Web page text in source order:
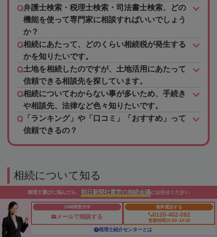
弁護士検索・税理士検索・司法書士検索、どの
機能を使って専門家に相談すればいいでしょう
か？
相続にあたって、どのくらい相続税が発生する
かを知りたいです。
土地を相続したのですが、土地活用にあたって
信頼できる相談先を探しています。
相続についてわからない事が多いため、手続き
や相談先、法律など色々知りたいです。
「ランキング」や「口コミ」「おすすめ」って
信頼できるの？
相続について知る
建物評価
不動産評価
路線価
税理士選びに悩んだら、 朝日新聞社運営の相続会議にお任せください
24時間受付中
メールで相談する
無料電話する
0120-402-092
営業時間10:00~19:00
税理士紹介センターとは